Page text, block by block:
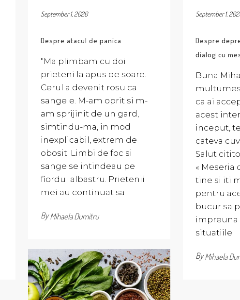
September 1, 2020
Despre atacul de panica
"Ma plimbam cu doi
prieteni la apus de soare.
Cerul a devenit rosu ca
sangele. M-am oprit si m-
am sprijinit de un gard,
simtindu-ma, in mod
inexplicabil, extrem de
obosit. Limbi de foc si
sange se intindeau pe
fiordul albastru. Prietenii
mei au continuat sa
ByMihaela Dumitru
September 1,
Despre
dialog cu
Buna
ca ai
acest
inceput,
cateva
Salut
« Meseria
tine si iti
pentru
bucur sa
impreuna
situatiile
ByMihaela